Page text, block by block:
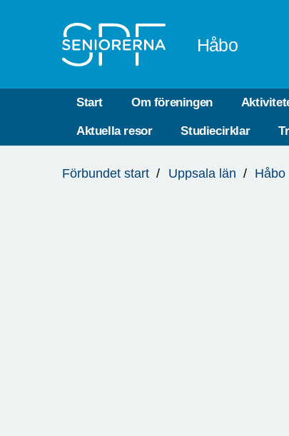
Håbo
Start Om föreningen
Aktuella resor Studiecirklar
är
Förbundet start Uppsala län Håbo